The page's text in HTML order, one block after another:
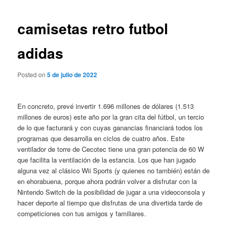
camisetas retro futbol
adidas
Posted on5 de julio de 2022
En concreto, prevé invertir 1.696 millones de dólares (1.513
millones de euros) este año por la gran cita del fútbol, un tercio
de lo que facturará y con cuyas ganancias financiará todos los
programas que desarrolla en ciclos de cuatro años. Este
ventilador de torre de Cecotec tiene una gran potencia de 60 W
que facilita la ventilación de la estancia. Los que han jugado
alguna vez al clásico Wii Sports (y quienes no también) están de
en ehorabuena, porque ahora podrán volver a disfrutar con la
Nintendo Switch de la posibilidad de jugar a una videoconsola y
hacer deporte al tiempo que disfrutas de una divertida tarde de
competiciones con tus amigos y familiares.